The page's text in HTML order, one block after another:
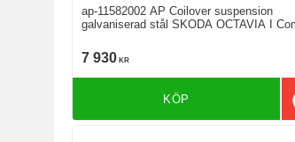
ap-11582002 AP Coilover suspension
galvaniserad stål SKODA OCTAVIA I
7 930 KR
KÖP